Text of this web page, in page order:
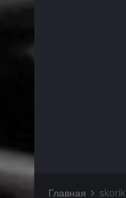
Главная skorik